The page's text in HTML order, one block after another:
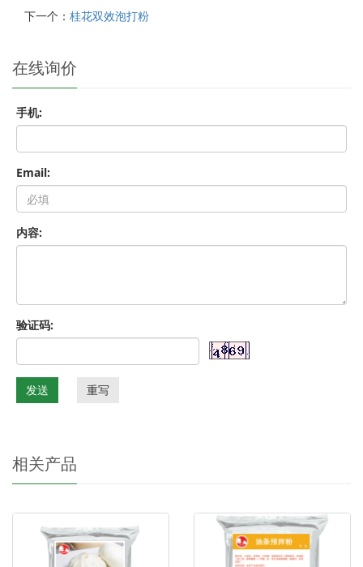
下一个： 桂花双效泡打粉
在线询价
手机:
Email:
内容:
验证码:
发送 重写
相关产品